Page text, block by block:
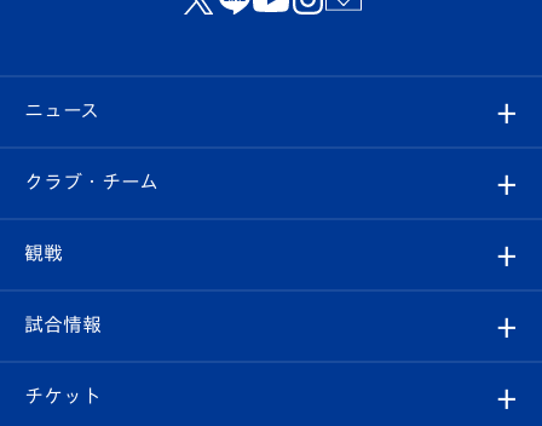
ニュース
すべて
クラブ
試合情報
クラブ・チーム
クラブ概要
観戦
観戦ルール
試合情報
試合日程/結果
チケット